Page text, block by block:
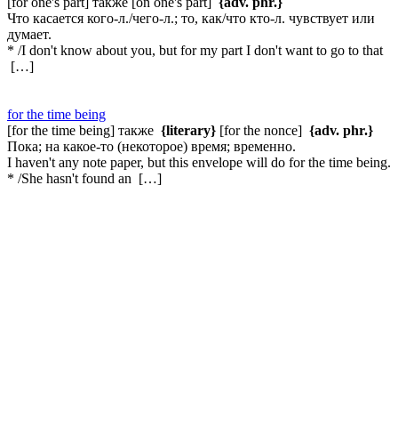
Что касается кого-л./чего-л.; то, как/что кто-л. чувствует или
думает.
* /I don't know about you, but for my part I don't want to go to that
[…]
for the time being
[for the time being] также {literary} [for the nonce] {adv. phr.}
Пока; на какое-то (некоторое) время; временно.
I haven't any note paper, but this envelope will do for the time being.
* /She hasn't found an […]